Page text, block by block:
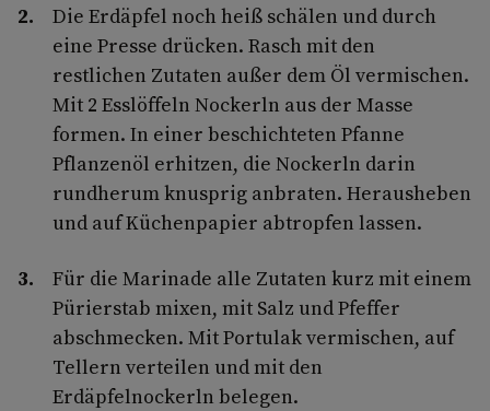
Die Erdäpfel noch heiß schälen und durch
eine Presse drücken. Rasch mit den
restlichen Zutaten außer dem Öl vermischen.
Mit 2 Esslöffeln Nockerln aus der Masse
formen. In einer beschichteten Pfanne
Pflanzenöl erhitzen, die Nockerln darin
rundherum knusprig anbraten. Herausheben
und auf Küchenpapier abtropfen lassen.
Für die Marinade alle Zutaten kurz mit einem
Pürierstab mixen, mit Salz und Pfeffer
abschmecken. Mit Portulak vermischen, auf
Tellern verteilen und mit den
Erdäpfelnockerln belegen.